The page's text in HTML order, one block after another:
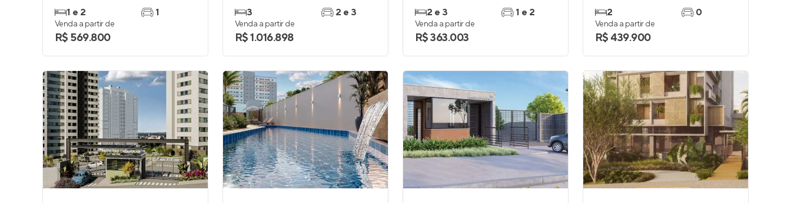
1 e 2
1
Venda a partir de
R$ 569.800
3
2 e 3
Venda a partir de
R$ 1.016.898
2 e 3
1 e 2
Venda a partir de
R$ 363.003
2
0
Venda a partir de
R$ 439.900